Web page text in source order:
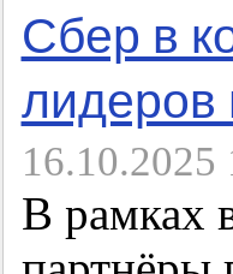
Сбер в
лидеров
16.10.2025
В рамках